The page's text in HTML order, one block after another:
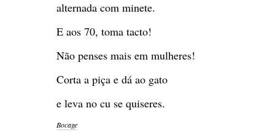
alternada com minete.
E aos 70, toma tacto!
Não penses mais em mulheres!
Corta a piça e dá ao gato
e leva no cu se quiseres.
Bocage